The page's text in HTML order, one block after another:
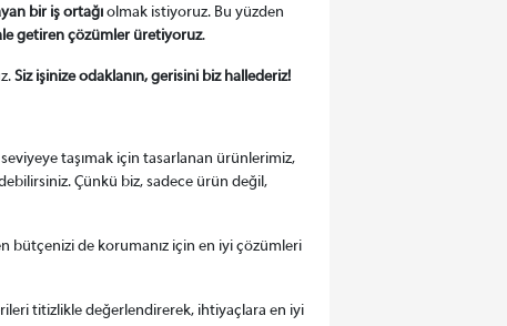
bir iş ortağı olmak istiyoruz. Bu yüzden
getiren çözümler üretiyoruz.
Siz işinize odaklanın, gerisini biz hallederiz!
taşımak için tasarlanan ürünlerimiz,
Çünkü biz, sadece ürün değil,
bütçenizi de korumanız için en iyi çözümleri
titizlikle değerlendirerek, ihtiyaçlara en iyi